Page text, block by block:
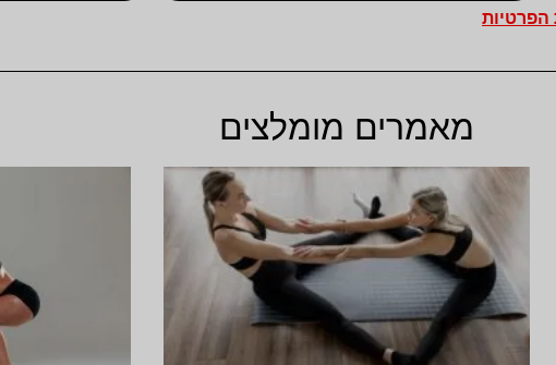
הפרטיות
מאמרים מומלצים